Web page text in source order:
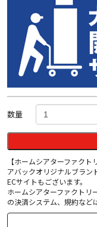
数量
【ホームシアターファクト
アバックオリジナルブラン
ECサイトもございます。
ホームシアターファクトリ
の決済システム、規約など